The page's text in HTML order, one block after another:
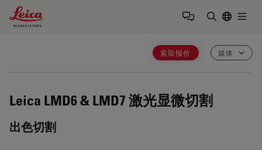
Leica Microsystems Logo
索取报价 媒体
Leica LMD6 & LMD7 激光显微切割
出色切割